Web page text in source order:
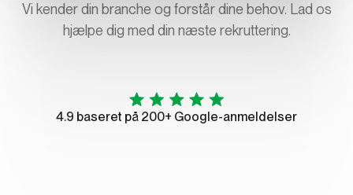
Vi kender din branche og forstår dine behov. Lad os
hjælpe dig med din næste rekruttering.
4.9 baseret på 200+ Google-anmeldelser